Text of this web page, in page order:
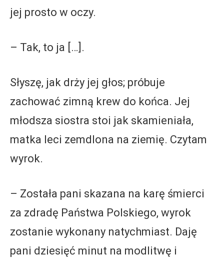
jej prosto w oczy.
– Tak, to ja […].
Słyszę, jak drży jej głos; próbuje
zachować zimną krew do końca. Jej
młodsza siostra stoi jak skamieniała,
matka leci zemdlona na ziemię. Czytam
wyrok.
– Została pani skazana na karę śmierci
za zdradę Państwa Polskiego, wyrok
zostanie wykonany natychmiast. Daję
pani dziesięć minut na modlitwę i